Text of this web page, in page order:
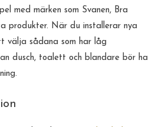
med märken som Svanen, Bra
produkter. När du installerar nya
välja sådana som har låg
dusch, toalett och blandare bör ha